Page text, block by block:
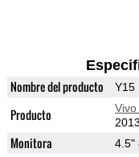
Nombre del producto Y15
Producto Vivo
Monitora 4.5"